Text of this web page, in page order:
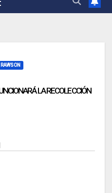
RAWSON
LA RECOLECCIÓN